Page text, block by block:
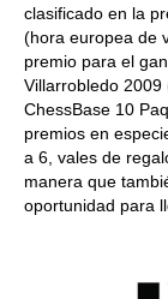
clasificado en la
(hora europea de
premio para el
Villarrobledo 2009
ChessBase 10
premios en
a 6, vales de
manera que
oportunidad para